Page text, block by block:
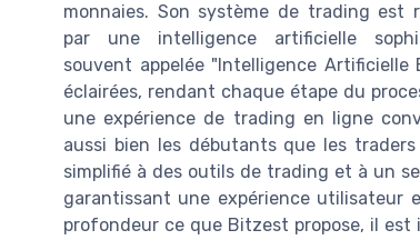
monnaies. Son système de trading est
par une intelligence artificielle
souvent appelée "Intelligence
éclairées, rendant chaque étape du
une expérience de trading en ligne
aussi bien les débutants que les
simplifié à des outils de trading et à un
garantissant une expérience utilisateur
profondeur ce que Bitzest propose, il